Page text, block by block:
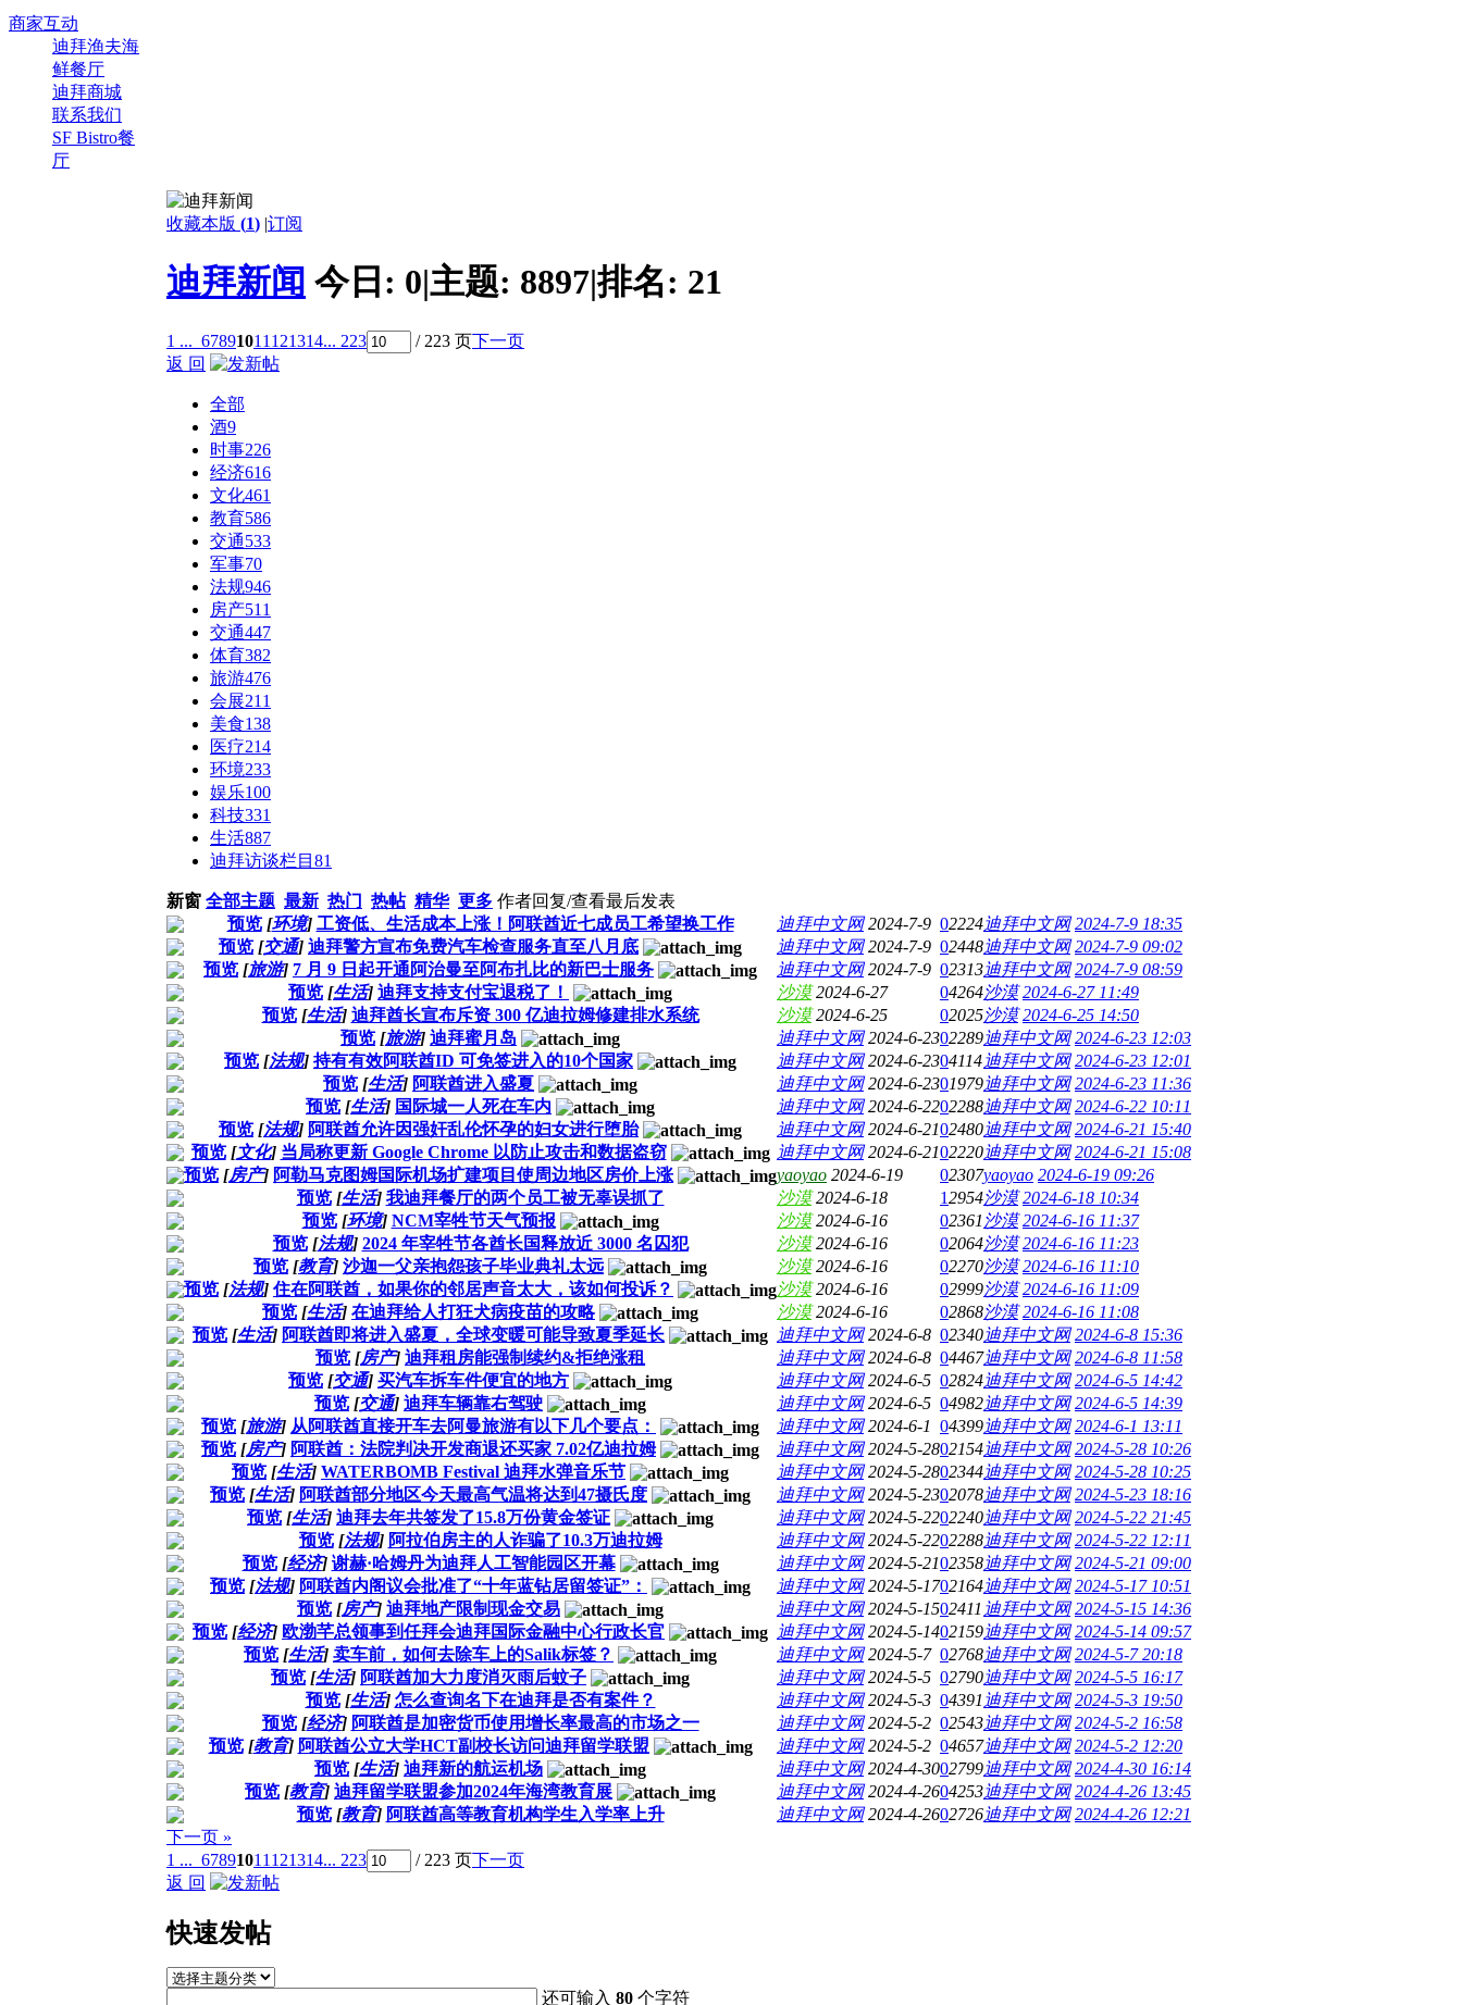
商家互动
迪拜渔夫海
鲜餐厅
迪拜商城
联系我们
SF Bistro餐
厅
收藏本版 (1) |订阅
迪拜新闻 今日: 0|主题: 8897|排名: 21
1 ... 67891011 121314... 223 / 223 页下一页
返 回
全部
酒9
时事226
经济616
文化461
教育586
交通533
军事70
法规946
房产511
交通447
体育382
旅游476
会展211
美食138
医疗214
环境233
娱乐100
科技331
生活887
迪拜访谈栏目 81
新窗 全部主题 最新 热门 热帖 精华 更多 作者回复/查看最后发表
预览 [环境] 工资低、生活成本上涨！阿联酋近七成员工希望换工作 迪拜中文网 2024-7-9 02224迪拜中文网 2024-7-9 18:35
预览 [交通] 迪拜警方宣布免费汽车检查服务直至八月底 迪拜中文网 2024-7-9 02448迪拜中文网 2024-7-9 09:02
预览 [旅游] 7 月 9 日起开通阿治曼至阿布扎比的新巴士服务 迪拜中文网 2024-7-9 02313迪拜中文网 2024-7-9 08:59
预览 [生活] 迪拜支持支付宝退税了！ 沙漠 2024-6-27 04264沙漠 2024-6-27 11:49
预览 [生活] 迪拜酋长宣布斥资 300 亿迪拉姆修建排水系统 沙漠 2024-6-25 02025沙漠 2024-6-25 14:50
预览 [旅游] 迪拜蜜月岛 迪拜中文网 2024-6-2302289迪拜中文网 2024-6-23 12:03
预览 [法规] 持有有效阿联酋ID 可免签进入的10个国家 迪拜中文网 2024-6-2304114迪拜中文网 2024-6-23 12:01
预览 [生活] 阿联酋进入盛夏 迪拜中文网 2024-6-2301979迪拜中文网 2024-6-23 11:36
预览 [生活] 国际城一人死在车内 迪拜中文网 2024-6-2202288迪拜中文网 2024-6-22 10:11
预览 [法规] 阿联酋允许因强奸乱伦怀孕的妇女进行堕胎 迪拜中文网 2024-6-2102480迪拜中文网 2024-6-21 15:40
预览 [文化] 当局称更新 Google Chrome 以防止攻击和数据盗窃 迪拜中文网 2024-6-2102220迪拜中文网 2024-6-21 15:08
预览 [房产] 阿勒马克图姆国际机场扩建项目使周边地区房价上涨 yaoyao 2024-6-19 02307yaoyao 2024-6-19 09:26
预览 [生活] 我迪拜餐厅的两个员工被无辜误抓了 沙漠 2024-6-18 12954沙漠 2024-6-18 10:34
预览 [环境] NCM宰牲节天气预报 沙漠 2024-6-16 02361 沙漠 2024-6-16 11:37
预览 [法规] 2024 年宰牲节各酋长国释放近 3000 名囚犯 沙漠 2024-6-16 02064沙漠 2024-6-16 11:23
预览 [教育] 沙迦一父亲抱怨孩子毕业典礼太远 沙漠 2024-6-16 02270沙漠 2024-6-16 11:10
预览 [法规] 住在阿联酋，如果你的邻居声音太大，该如何投诉？ 沙漠 2024-6-16 02999沙漠 2024-6-16 11:09
预览 [生活] 在迪拜给人打狂犬病疫苗的攻略 沙漠 2024-6-16 02868沙漠 2024-6-16 11:08
预览 [生活] 阿联酋即将进入盛夏，全球变暖可能导致夏季延长 迪拜中文网 2024-6-8 02340迪拜中文网 2024-6-8 15:36
预览 [房产] 迪拜租房能强制续约&拒绝涨租 迪拜中文网 2024-6-8 04467迪拜中文网 2024-6-8 11:58
预览 [交通] 买汽车拆车件便宜的地方 迪拜中文网 2024-6-5 02824迪拜中文网 2024-6-5 14:42
预览 [交通] 迪拜车辆靠右驾驶 迪拜中文网 2024-6-5 04982迪拜中文网 2024-6-5 14:39
预览 [旅游] 从阿联酋直接开车去阿曼旅游有以下几个要点： 迪拜中文网 2024-6-1 04399迪拜中文网 2024-6-1 13:11
预览 [房产] 阿联酋：法院判决开发商退还买家 7.02亿迪拉姆 迪拜中文网 2024-5-2802154迪拜中文网 2024-5-28 10:26
预览 [生活] WATERBOMB Festival 迪拜水弹音乐节 迪拜中文网 2024-5-2802344迪拜中文网 2024-5-28 10:25
预览 [生活] 阿联酋部分地区今天最高气温将达到47摄氏度 迪拜中文网 2024-5-2302078迪拜中文网 2024-5-23 18:16
预览 [生活] 迪拜去年共签发了15.8万份黄金签证 迪拜中文网 2024-5-2202240迪拜中文网 2024-5-22 21:45
预览 [法规] 阿拉伯房主的人诈骗了10.3万迪拉姆 迪拜中文网 2024-5-2202288迪拜中文网 2024-5-22 12:11
预览 [经济] 谢赫·哈姆丹为迪拜人工智能园区开幕 迪拜中文网 2024-5-2102358迪拜中文网 2024-5-21 09:00
预览 [法规] 阿联酋内阁议会批准了“十年蓝钻居留签证”： 迪拜中文网 2024-5-1702164迪拜中文网 2024-5-17 10:51
预览 [房产] 迪拜地产限制现金交易 迪拜中文网 2024-5-1502411 迪拜中文网 2024-5-15 14:36
预览 [经济] 欧渤芊总领事到任拜会迪拜国际金融中心行政长官 迪拜中文网 2024-5-1402159迪拜中文网 2024-5-14 09:57
预览 [生活] 卖车前，如何去除车上的Salik标签？ 迪拜中文网 2024-5-7 02768迪拜中文网 2024-5-7 20:18
预览 [生活] 阿联酋加大力度消灭雨后蚊子 迪拜中文网 2024-5-5 02790迪拜中文网 2024-5-5 16:17
预览 [生活] 怎么查询名下在迪拜是否有案件？ 迪拜中文网 2024-5-3 04391 迪拜中文网 2024-5-3 19:50
预览 [经济] 阿联酋是加密货币使用增长率最高的市场之一 迪拜中文网 2024-5-2 02543迪拜中文网 2024-5-2 16:58
预览 [教育] 阿联酋公立大学HCT副校长访问迪拜留学联盟 迪拜中文网 2024-5-2 04657迪拜中文网 2024-5-2 12:20
预览 [生活] 迪拜新的航运机场 迪拜中文网 2024-4-3002799迪拜中文网 2024-4-30 16:14
预览 [教育] 迪拜留学联盟参加2024年海湾教育展 迪拜中文网 2024-4-2604253迪拜中文网 2024-4-26 13:45
预览 [教育] 阿联酋高等教育机构学生入学率上升 迪拜中文网 2024-4-2602726迪拜中文网 2024-4-26 12:21
下一页 »
1 ... 67891011 121314... 223 / 223 页下一页
返 回
快速发帖
还可输入80 个字符